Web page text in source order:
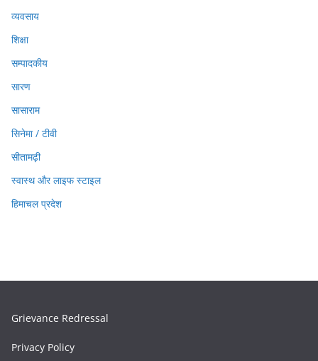
व्यवसाय
शिक्षा
सम्पादकीय
सारण
सासाराम
सिनेमा / टीवी
सीतामढ़ी
स्वास्थ और लाइफ स्टाइल
हिमाचल प्रदेश
Grievance Redressal
Privacy Policy